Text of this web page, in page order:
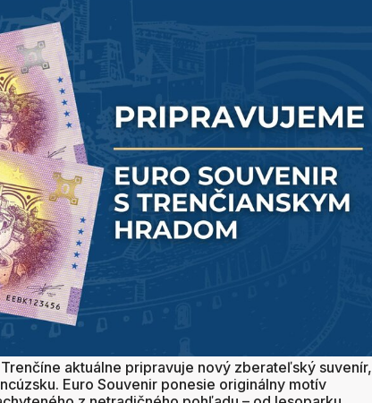
aktuálne pripravuje nový zberateľský suvenír,
Euro Souvenir ponesie originálny motív